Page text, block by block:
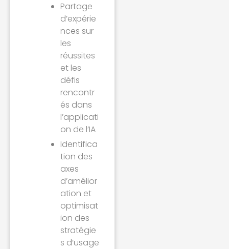
Partage
d’expérie
nces sur
les
réussites
et les
défis
rencontr
és dans
l’applicati
on de l’IA
Identifica
tion des
axes
d’amélior
ation et
optimisat
ion des
stratégie
s d’usage